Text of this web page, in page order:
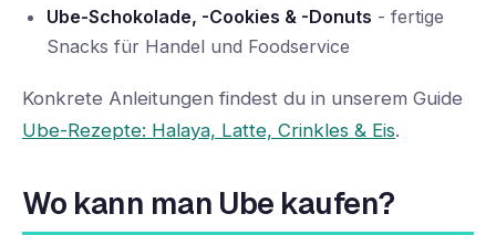
Ube-Schokolade, -Cookies & -Donuts - fertige
Snacks für Handel und Foodservice
Konkrete Anleitungen findest du in unserem Guide
Ube-Rezepte: Halaya, Latte, Crinkles & Eis.
Wo kann man Ube kaufen?